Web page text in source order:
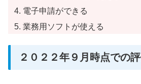
電子申請ができる
業務用ソフトが使える
２０２２年９月時点での